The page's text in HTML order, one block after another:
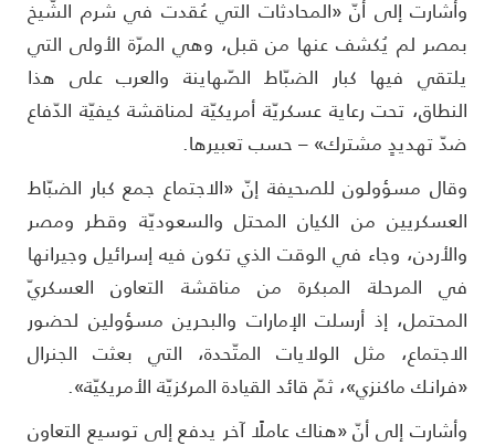
إلى أنّ «المحادثات التي عُقدت في شرم الشّيخ
لم يُكشف عنها من قبل، وهي المرّة الأولى التي
فيها كبار الضبّاط الصّهاينة والعرب على هذا
تحت رعاية عسكريّة أمريكيّة لمناقشة كيفيّة الدّفاع
تهديدٍ مشترك» – حسب تعبيرها.
مسؤولون للصحيفة إنّ «الاجتماع جمع كبار الضبّاط
من الكيان المحتل والسعوديّة وقطر ومصر
وجاء في الوقت الذي تكون فيه إسرائيل وجيرانها
المرحلة المبكرة من مناقشة التعاون العسكريّ
إذ أرسلت الإمارات والبحرين مسؤولين لحضور
مثل الولايات المتّحدة، التي بعثت الجنرال
ماكنزي»، ثمّ قائد القيادة المركزيّة الأمريكيّة».
إلى أنّ «هناك عاملًا آخر يدفع إلى توسيع التعاون